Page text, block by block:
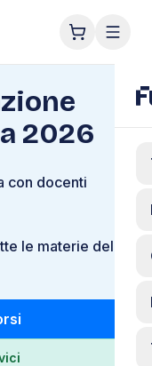
2026
con docenti
le materie del